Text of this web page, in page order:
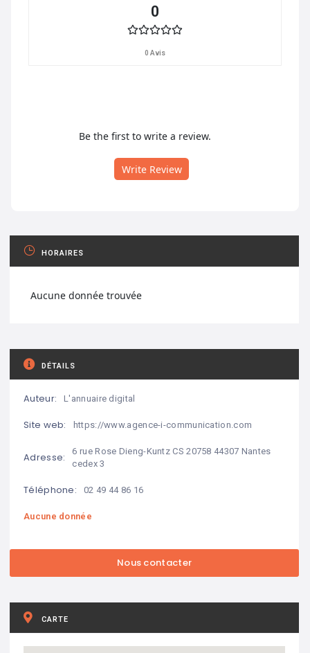
0
0 Avis
Be the first to write a review.
Write Review
HORAIRES
Aucune donnée trouvée
DÉTAILS
Auteur: L'annuaire digital
Site web: https://www.agence-i-communication.com
Adresse:
6 rue Rose Dieng-Kuntz CS 20758 44307 Nantes
cedex 3
Téléphone: 02 49 44 86 16
Aucune donnée
CARTE